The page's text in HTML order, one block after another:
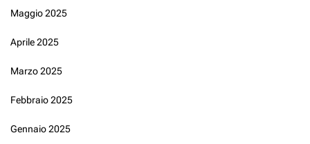
Maggio 2025
Aprile 2025
Marzo 2025
Febbraio 2025
Gennaio 2025